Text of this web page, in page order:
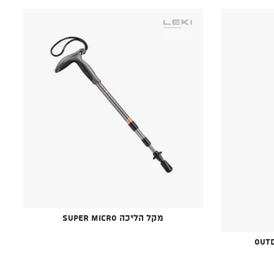
מקל הליכה SUPER MICRO